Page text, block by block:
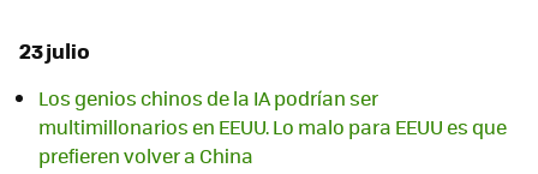
23 julio
Los genios chinos de la IA podrían ser
multimillonarios en EEUU. Lo malo para EEUU es que
prefieren volver a China